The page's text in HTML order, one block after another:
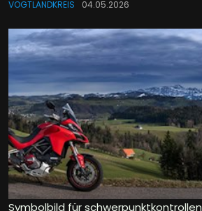
VOGTLANDKREIS 04.05.2026
Symbolbild für